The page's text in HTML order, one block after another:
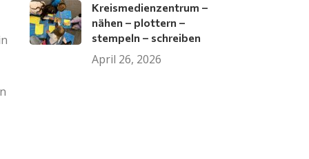
Kreismedienzentrum –
nähen – plottern –
stempeln – schreiben
April 26, 2026